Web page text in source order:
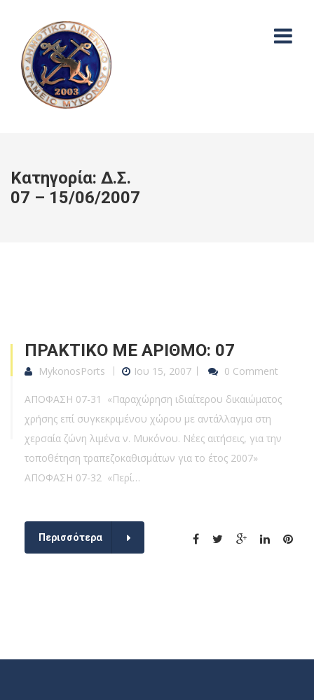
Κατηγορία: Δ.Σ.
07 – 15/06/2007
ΠΡΑΚΤΙΚΟ ΜΕ ΑΡΙΘΜΟ: 07
MykonosPorts Ιου 15, 2007 0 Comment
ΑΠΟΦΑΣΗ 07-31 «Παραχώρηση ιδιαίτερου δικαιώματος
χρήσης επί συγκεκριμένου χώρου με αντάλλαγμα στη
χερσαία ζώνη λιμένα ν. Μυκόνου. Νέες αιτήσεις, για την
τοποθέτηση τραπεζοκαθισμάτων για το έτος 2007»
ΑΠΟΦΑΣΗ 07-32 «Περί…
Περισσότερα